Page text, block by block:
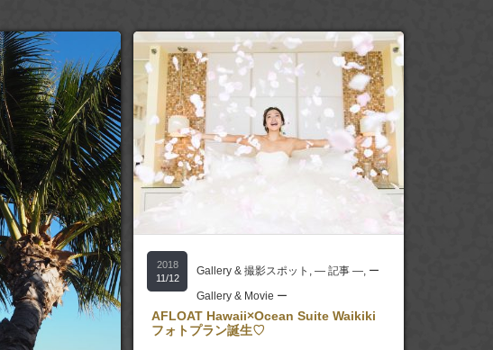
2018
11/12
Gallery & 撮影スポット , ― 記事 ―, ー
Gallery & Movie ー
AFLOAT Hawaii×Ocean Suite Waikiki
フォトプラン誕生♡